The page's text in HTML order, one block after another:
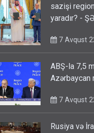
sazişi
yaradır? -
7 Avqust
ABŞ-la 7,5
Azərbaycan
7 Avqust
Rusiya və